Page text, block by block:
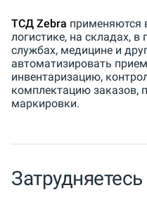
ТСД Zebra применяются
логистике, на складах, в
службах, медицине и
автоматизировать
инвентаризацию,
комплектацию заказов,
маркировки.